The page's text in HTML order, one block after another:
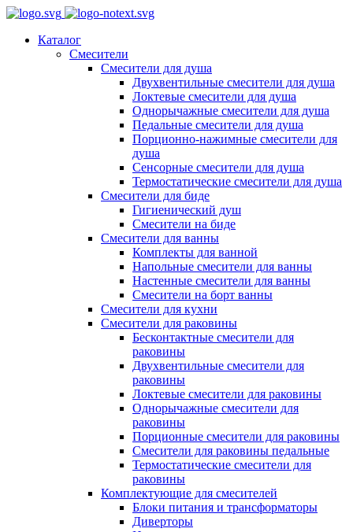
Каталог
Смесители
Смесители для душа
Двухвентильные смесители для душа
Локтевые смесители для душа
Однорычажные смесители для душа
Педальные смесители для душа
Порционно-нажимные смесители для
душа
Сенсорные смесители для душа
Термостатические смесители для душа
Смесители для биде
Гигиенический душ
Смесители на биде
Смесители для ванны
Комплекты для ванной
Напольные смесители для ванны
Настенные смесители для ванны
Смесители на борт ванны
Смесители для кухни
Смесители для раковины
Бесконтактные смесители для
раковины
Двухвентильные смесители для
раковины
Локтевые смесители для раковины
Однорычажные смесители для
раковины
Порционные смесители для раковины
Смесители для раковины педальные
Термостатические смесители для
раковины
Комплектующие для смесителей
Блоки питания и трансформаторы
Диверторы